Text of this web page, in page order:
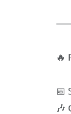
🔥
📅
🎶